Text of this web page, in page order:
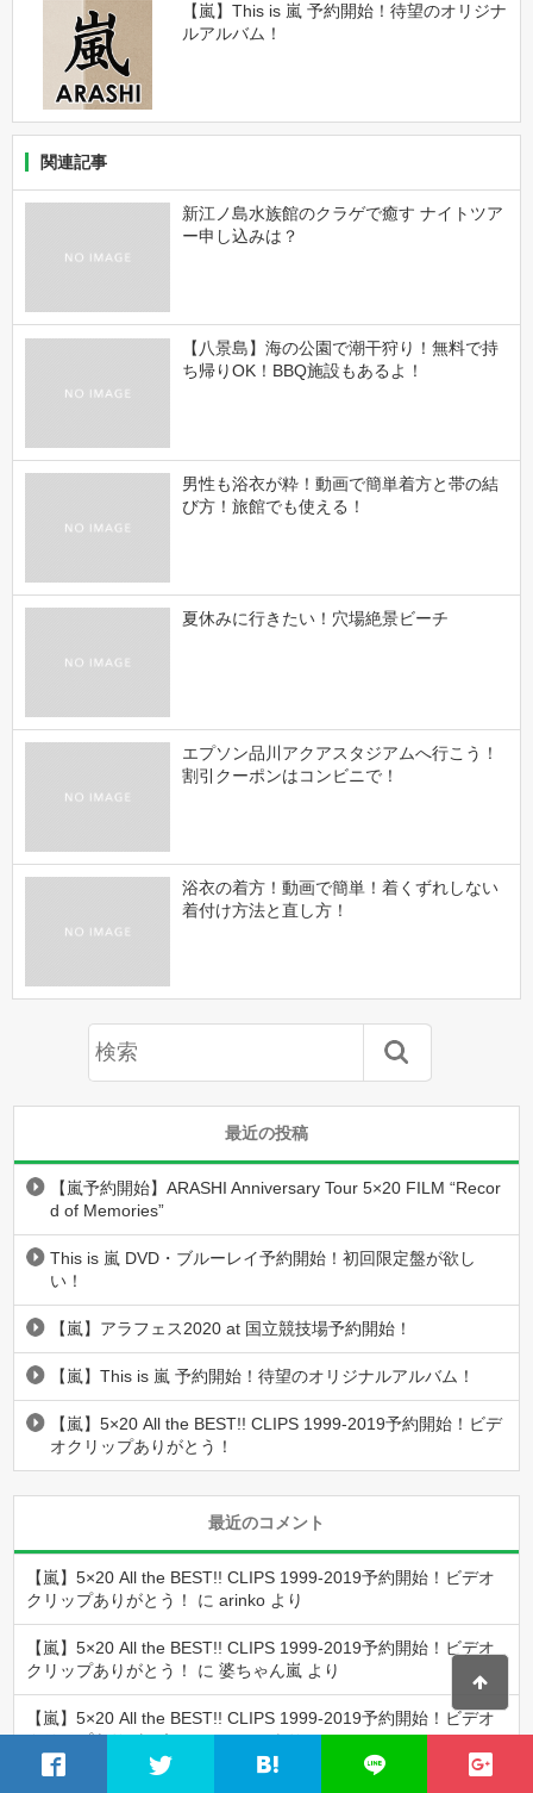
【嵐】This is 嵐 予約開始！待望のオリジナ
ルアルバム！
関連記事
新江ノ島水族館のクラゲで癒す ナイトツア
ー申し込みは？
【八景島】海の公園で潮干狩り！無料で持
ち帰りOK！BBQ施設もあるよ！
男性も浴衣が粋！動画で簡単着方と帯の結
び方！旅館でも使える！
夏休みに行きたい！穴場絶景ビーチ
エプソン品川アクアスタジアムへ行こう！
割引クーポンはコンビニで！
浴衣の着方！動画で簡単！着くずれしない
着付け方法と直し方！
最近の投稿
【嵐予約開始】ARASHI Anniversary Tour 5×20 FILM “Recor
d of Memories”
This is 嵐 DVD・ブルーレイ予約開始！初回限定盤が欲し
い！
【嵐】アラフェス2020 at 国立競技場予約開始！
【嵐】This is 嵐 予約開始！待望のオリジナルアルバム！
【嵐】5×20 All the BEST!! CLIPS 1999-2019予約開始！ビデ
オクリップありがとう！
最近のコメント
【嵐】5×20 All the BEST!! CLIPS 1999-2019予約開始！ビデオ
クリップありがとう！
にarinko より
【嵐】5×20 All the BEST!! CLIPS 1999-2019予約開始！ビデオ
クリップありがとう！
に婆ちゃん嵐 より
【嵐】5×20 All the BEST!! CLIPS 1999-2019予約開始！ビデオ
クリップありがとう！にarinkoより